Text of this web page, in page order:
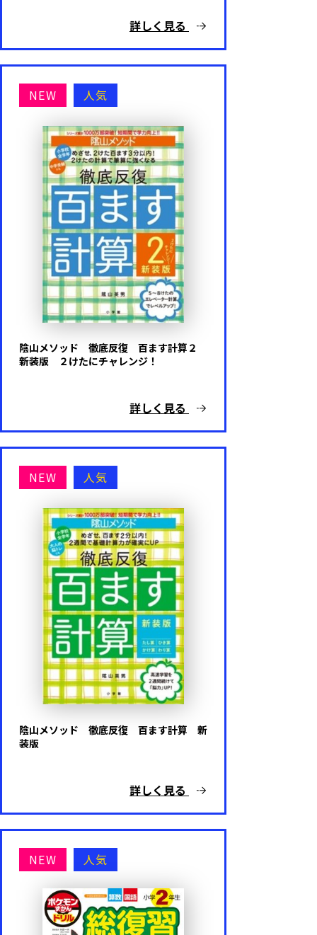
詳しく見る
NEW 人気
陰山メソッド 徹底反復 百ます計算２
新装版 ２けたにチャレンジ！
詳しく見る
NEW 人気
陰山メソッド 徹底反復 百ます計算 新
装版
詳しく見る
NEW 人気